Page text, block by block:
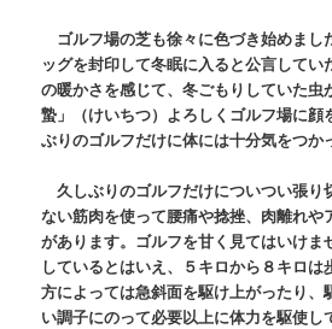
ゴルフ場の芝も徐々に色づき始めまし
ッグを封印して冬眠に入ると公言して
の暖かさを感じて、冬ごもりしていた虫
蟄」（けいちつ）よろしくゴルフ場に顔
ぶりのゴルフだけに体には十分気をつか
久しぶりのゴルフだけについつい張り
ない筋肉を使って腰痛や捻挫、肉離れや
があります。ゴルフを甘く見てはいけま
しているとはいえ、５キロから８キロ
方によっては急斜面を駆け上がったり、
い調子にのって必要以上に体力を駆使し